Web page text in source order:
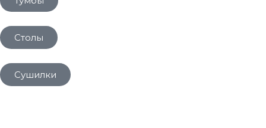
Столы
Сушилки